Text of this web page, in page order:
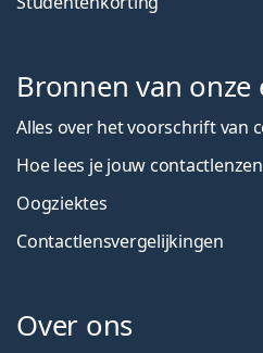
Bronnen van onze
Alles over het voorschrift van
Hoe lees je jouw
Oogziektes
Contactlensvergelijkingen
Over ons